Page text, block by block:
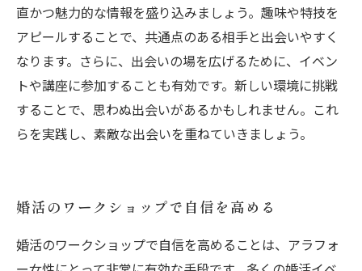
直かつ魅力的な情報を盛り込みましょう。趣味や特技を
アピールすることで、共通点のある相手と出会いやすく
なります。さらに、出会いの場を広げるために、イベン
トや講座に参加することも有効です。新しい環境に挑戦
することで、思わぬ出会いがあるかもしれません。これ
らを実践し、素敵な出会いを重ねていきましょう。
婚活のワークショップで自信を高める
婚活のワークショップで自信を高めることは、アラフォ